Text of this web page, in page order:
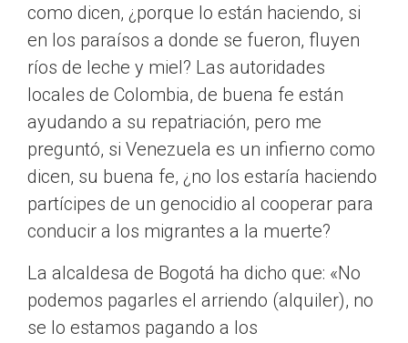
como dicen, ¿porque lo están haciendo, si
en los paraísos a donde se fueron, fluyen
ríos de leche y miel? Las autoridades
locales de Colombia, de buena fe están
ayudando a su repatriación, pero me
preguntó, si Venezuela es un infierno como
dicen, su buena fe, ¿no los estaría haciendo
partícipes de un genocidio al cooperar para
conducir a los migrantes a la muerte?
La alcaldesa de Bogotá ha dicho que: «No
podemos pagarles el arriendo (alquiler), no
se lo estamos pagando a los